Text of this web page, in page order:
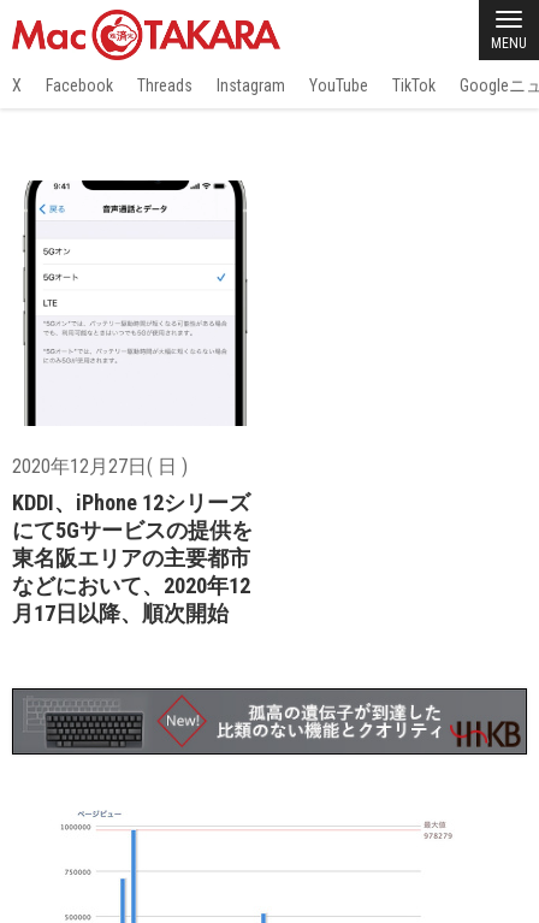
MENU
X Facebook Threads Instagram YouTube TikTok Googleニ
2020年12月27日( 日 )
KDDI、iPhone 12シリーズ
にて5Gサービスの提供を
東名阪エリアの主要都市
などにおいて、2020年12
月17日以降、順次開始